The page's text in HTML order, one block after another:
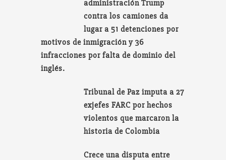
administración Trump
contra los camiones da
lugar a 51 detenciones por
motivos de inmigración y 36
infracciones por falta de dominio del
inglés.
Tribunal de Paz imputa a 27
exjefes FARC por hechos
violentos que marcaron la
historia de Colombia
Crece una disputa entre